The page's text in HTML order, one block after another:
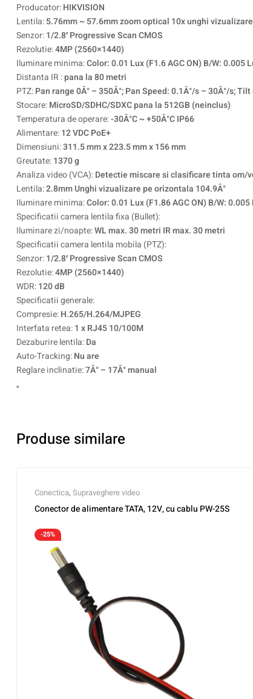
Producator:HIKVISION
Lentila:5.76mm ~ 57.6mm zoom optical 10x unghi
Senzor:1/2.8′ Progressive Scan CMOS
Rezolutie:4MP (2560×1440)
Iluminare minima:Color: 0.01 Lux (F1.6 AGC ON) B/W: 0.005
Distanta IR :pana la 80 metri
PTZ:Pan range 0Â° – 350Â°; Pan Speed: 0.1Â°/s – 30Â°/s; Tilt
Stocare:MicroSD/SDHC/SDXC pana la 512GB (neinclus)
Temperatura de operare:-30Â°C ~ +50Â°C IP66
Alimentare:12 VDC PoE+
Dimensiuni:311.5 mm x 223.5 mm x 156 mm
Greutate:1370 g
Analiza video (VCA):Detectie miscare si clasificare tinta
Lentila:2.8mm Unghi vizualizare pe orizontala 104.9Â°
Iluminare minima:Color: 0.01 Lux (F1.86 AGC ON) B/W:
Specificatii camera lentila fixa (Bullet):
Iluminare zi/noapte:WL max. 30 metri IR max. 30 metri
Specificatii camera lentila mobila (PTZ):
Senzor:1/2.8′ Progressive Scan CMOS
Rezolutie:4MP (2560×1440)
WDR:120 dB
Specificatii generale:
Compresie:H.265/H.264/MJPEG
Interfata retea:1 x RJ45 10/100M
Dezaburire lentila:Da
Auto-Tracking:Nu are
Reglare inclinatie:7Â° – 17Â° manual
„
Produse similare
Conectica, Supraveghere video
Conector de alimentare TATA, 12V, cu cablu PW-25S
-25%